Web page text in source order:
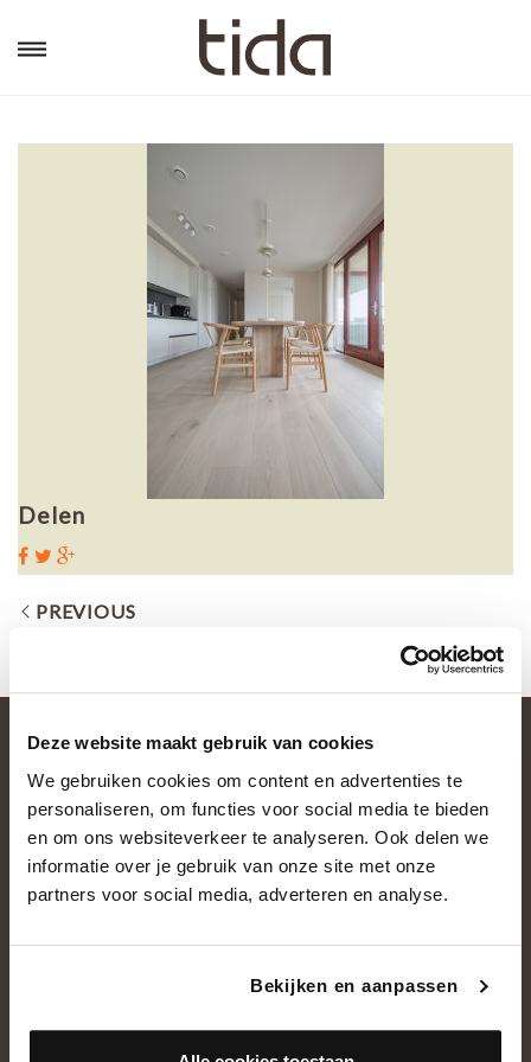
Deze website maakt gebruik van cookies
We gebruiken cookies om content en advertenties te
personaliseren, om functies voor social media te bieden
en om ons websiteverkeer te analyseren. Ook delen we
informatie over je gebruik van onze site met onze
partners voor social media, adverteren en analyse.
Bekijken en aanpassen
Delen
PREVIOUS